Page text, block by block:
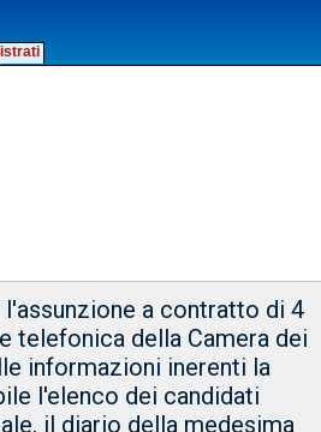
a contratto di 4
telefonica della Camera dei
informazioni inerenti la
l'elenco dei candidati
il diario della medesima